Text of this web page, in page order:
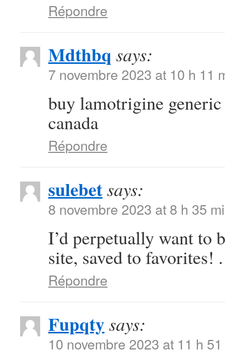
Répondre
Mdthbq says:
7 novembre 2023 at 10 h 11
buy lamotrigine
canada
Répondre
sulebetsays:
8 novembre 2023 at 8 h 35
I’d perpetually want to
site, saved to favorites! .
Répondre
Fupqtysays:
10 novembre 2023 at 11 h